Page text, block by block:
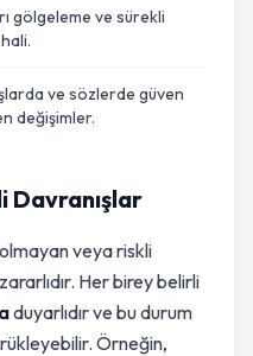
gölgeleme ve sürekli
ve sözlerde güven
değişimler.
Davranışlar
veya riskli
Her birey belirli
duyarlıdır ve bu durum
Örneğin,